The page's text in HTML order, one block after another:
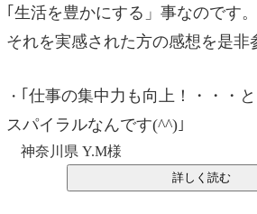
｢生活を豊かにする」事なのです。
それを実感された方の感想を是非
・ ｢仕事の集中力も向上！・・・
スパイラルなんです(^^)｣
神奈川県 Y.M様